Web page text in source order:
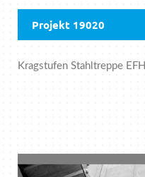
Projekt 19020
Kragstufen Stahltreppe EFH